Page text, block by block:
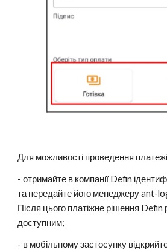
Для можливості проведення
- отримайте в компанії Defin
та передайте його менеджеру ant-
Після цього платіжне рішення Defin
доступним;
- в мобільному застосунку